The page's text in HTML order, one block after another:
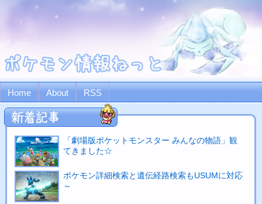
Home About RSS
「劇場版ポケットモンスター みんなの物語」観
てきました☆
ポケモン詳細検索と遺伝経路検索もUSUMに対応
～